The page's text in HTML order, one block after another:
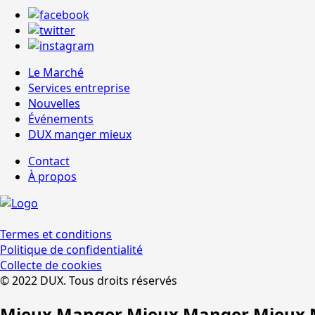
Le Marché
Services entreprise
Nouvelles
Événements
DUX manger mieux
Contact
À propos
Termes et conditions
Politique de confidentialité
Collecte de cookies
© 2022 DUX. Tous droits réservés